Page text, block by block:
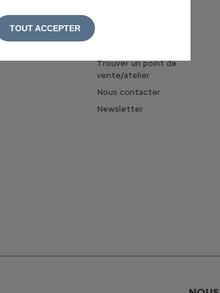
Trouver un point de
vente/atelier
Nous contacter
Newsletter
TOUT ACCEPTER